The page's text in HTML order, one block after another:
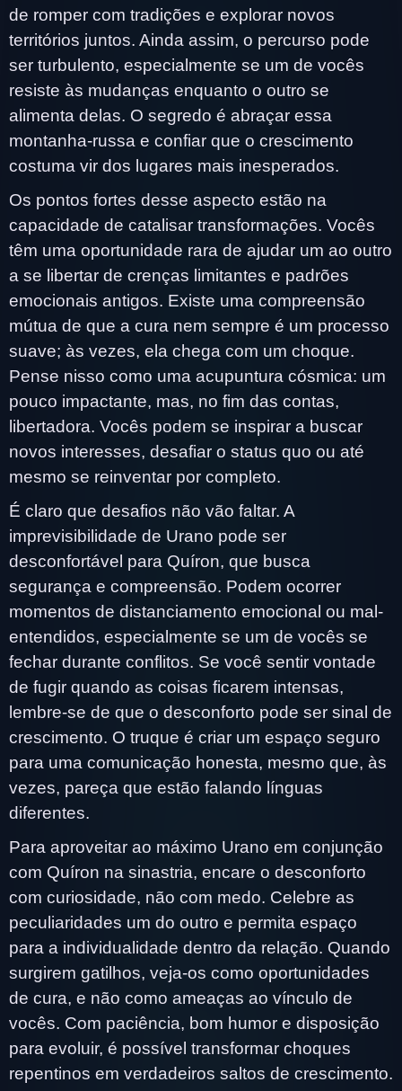
de romper com tradições e explorar novos
territórios juntos. Ainda assim, o percurso pode
ser turbulento, especialmente se um de vocês
resiste às mudanças enquanto o outro se
alimenta delas. O segredo é abraçar essa
montanha-russa e confiar que o crescimento
costuma vir dos lugares mais inesperados.
Os pontos fortes desse aspecto estão na
capacidade de catalisar transformações. Vocês
têm uma oportunidade rara de ajudar um ao outro
a se libertar de crenças limitantes e padrões
emocionais antigos. Existe uma compreensão
mútua de que a cura nem sempre é um processo
suave; às vezes, ela chega com um choque.
Pense nisso como uma acupuntura cósmica: um
pouco impactante, mas, no fim das contas,
libertadora. Vocês podem se inspirar a buscar
novos interesses, desafiar o status quo ou até
mesmo se reinventar por completo.
É claro que desafios não vão faltar. A
imprevisibilidade de Urano pode ser
desconfortável para Quíron, que busca
segurança e compreensão. Podem ocorrer
momentos de distanciamento emocional ou mal-
entendidos, especialmente se um de vocês se
fechar durante conflitos. Se você sentir vontade
de fugir quando as coisas ficarem intensas,
lembre-se de que o desconforto pode ser sinal de
crescimento. O truque é criar um espaço seguro
para uma comunicação honesta, mesmo que, às
vezes, pareça que estão falando línguas
diferentes.
Para aproveitar ao máximo Urano em conjunção
com Quíron na sinastria, encare o desconforto
com curiosidade, não com medo. Celebre as
peculiaridades um do outro e permita espaço
para a individualidade dentro da relação. Quando
surgirem gatilhos, veja-os como oportunidades
de cura, e não como ameaças ao vínculo de
vocês. Com paciência, bom humor e disposição
para evoluir, é possível transformar choques
repentinos em verdadeiros saltos de crescimento.